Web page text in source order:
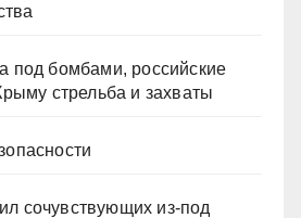
под бомбами, российские
стрельба и захваты
сочувствующих из-под